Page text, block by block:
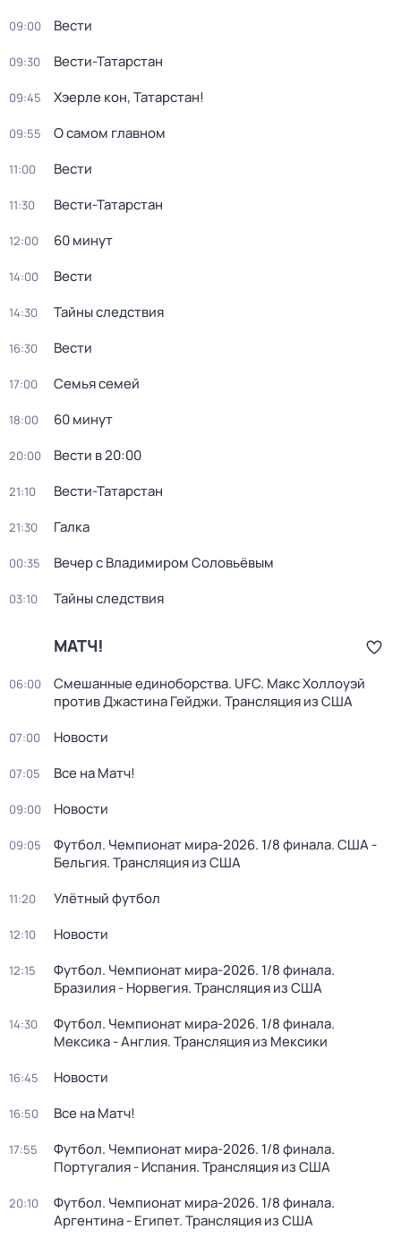
09:00 Вести
09:30 Вести-Татарстан
09:45 Хэерле кон, Татарстан!
09:55 О самом главном
11:00 Вести
11:30 Вести-Татарстан
12:00 60 минут
14:00 Вести
14:30 Тайны следствия
16:30 Вести
17:00 Семья семей
18:00 60 минут
20:00 Вести в 20:00
21:10 Вести-Татарстан
21:30 Галка
00:35 Вечер с Владимиром Соловьёвым
03:10 Тайны следствия
МАТЧ!
06:00
Смешанные единоборства. UFC. Макс Холлоуэй
против Джастина Гейджи. Трансляция из США
07:00 Новости
07:05 Все на Матч!
09:00 Новости
09:05
Футбол. Чемпионат мира-2026. 1/8 финала. США -
Бельгия. Трансляция из США
11:20 Улётный футбол
12:10 Новости
12:15
Футбол. Чемпионат мира-2026. 1/8 финала.
Бразилия - Норвегия. Трансляция из США
14:30
Футбол. Чемпионат мира-2026. 1/8 финала.
Мексика - Англия. Трансляция из Мексики
16:45 Новости
16:50 Все на Матч!
17:55
Футбол. Чемпионат мира-2026. 1/8 финала.
Португалия - Испания. Трансляция из США
20:10
Футбол. Чемпионат мира-2026. 1/8 финала.
Аргентина - Египет. Трансляция из США